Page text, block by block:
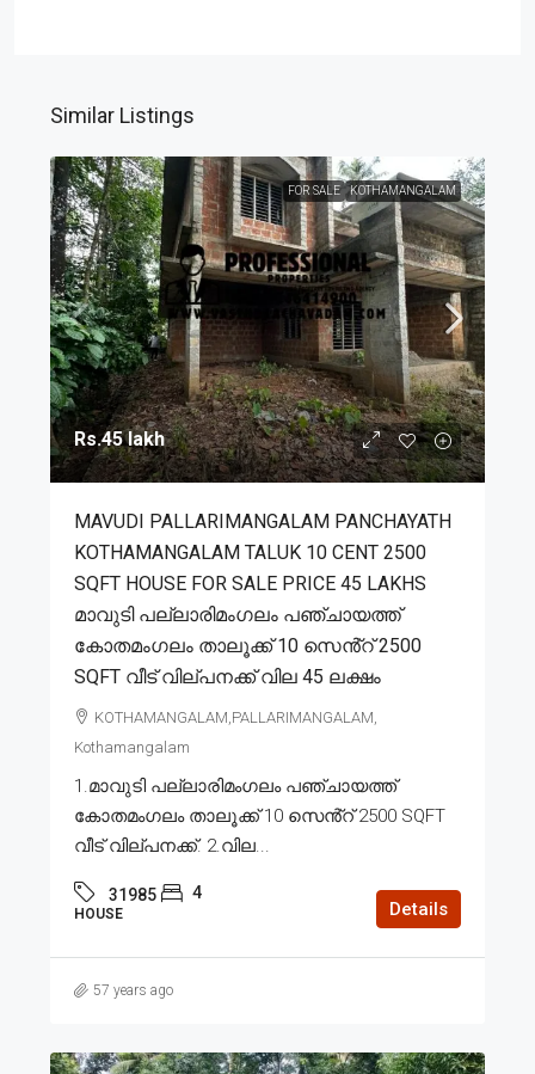
Similar Listings
FOR SALE KOTHAMANGALAM
Rs.45 lakh
MAVUDI PALLARIMANGALAM PANCHAYATH
KOTHAMANGALAM TALUK 10 CENT 2500
SQFT HOUSE FOR SALE PRICE 45 LAKHS
മാവുടി പല്ലാരിമംഗലം പഞ്ചായത്ത്
കോതമംഗലം താലൂക്ക് 10 സെൻ്റ് 2500
SQFT വീട് വില്പനക്ക് വില 45 ലക്ഷം
KOTHAMANGALAM,PALLARIMANGALAM,
Kothamangalam
1.മാവുടി പല്ലാരിമംഗലം പഞ്ചായത്ത്
കോതമംഗലം താലൂക്ക് 10 സെൻ്റ് 2500 SQFT
വീട് വില്പനക്ക്. 2.വില...
31985 4
HOUSE Details
57 years ago